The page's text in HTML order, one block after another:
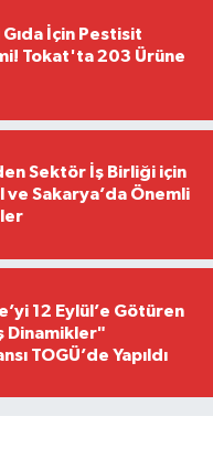
İçin Pestisit
Tokat'ta 203 Ürüne
Sektör İş Birliği için
ve Sakarya’da Önemli
12 Eylül’e Götüren
Dinamikler"
TOGÜ’de Yapıldı